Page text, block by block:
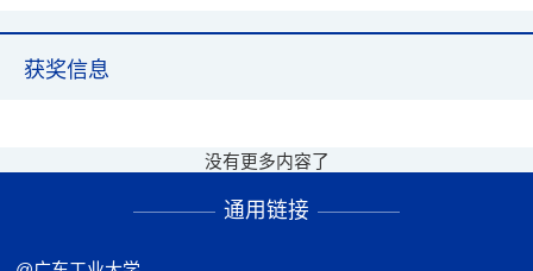
获奖信息
没有更多内容了
通用链接